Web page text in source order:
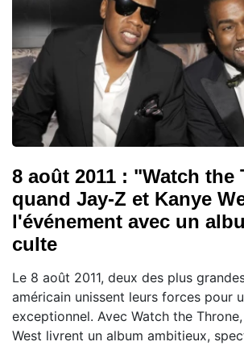
8 août 2011 : "Watch the
quand Jay-Z et Kanye
l'événement avec un
culte
Le 8 août 2011, deux des plus
américain unissent leurs forces pour
exceptionnel. Avec Watch the
West livrent un album ambitieux,